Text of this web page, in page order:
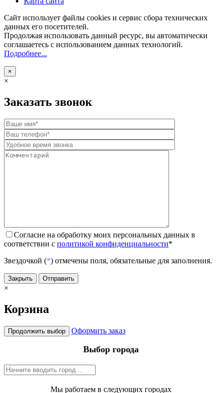
Сайт использует файлы cookies и сервис сбора технических
данных его посетителей.
Продолжая использовать данный ресурс, вы автоматически
соглашаетесь с использованием данных технологий.
Подробнее...
×
×
Заказать звонок
Согласие на обработку моих персональных данных в
соответствии с политикой конфиденциальности*
Звездочкой (*) отмечены поля, обязательные для заполнения.
Закрыть Отправить
×
Корзина
Продолжить выбор Оформить заказ
Выбор города
Мы работаем в следующих городах